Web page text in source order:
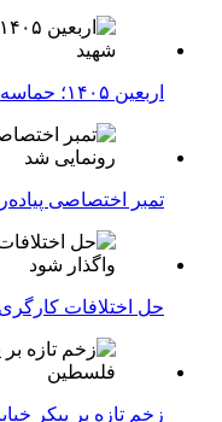
اربعین ۱۴۰۵؛ حماسه‌ای دیگر با سوگ رهبر شهید
تمبر اختصاصی
حل اختلافات
زخم تازه بر پیکر